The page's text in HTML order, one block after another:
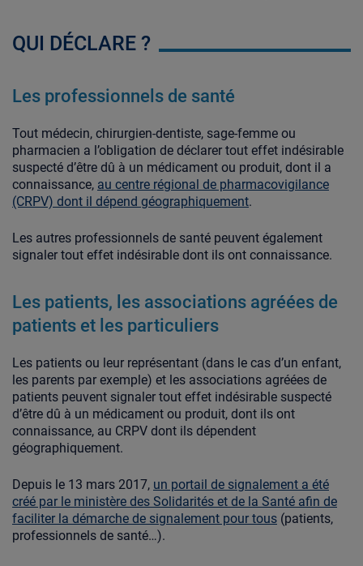
QUI DÉCLARE ?
Les professionnels de santé
Tout médecin, chirurgien-dentiste, sage-femme ou
pharmacien a l’obligation de déclarer tout effet indésirable
suspecté d’être dû à un médicament ou produit, dont il a
connaissance, au centre régional de pharmacovigilance
(CRPV) dont il dépend géographiquement.
Les autres professionnels de santé peuvent également
signaler tout effet indésirable dont ils ont connaissance.
Les patients, les associations agréées de
patients et les particuliers
Les patients ou leur représentant (dans le cas d’un enfant,
les parents par exemple) et les associations agréées de
patients peuvent signaler tout effet indésirable suspecté
d’être dû à un médicament ou produit, dont ils ont
connaissance, au CRPV dont ils dépendent
géographiquement.
Depuis le 13 mars 2017, un portail de signalement a été
créé par le ministère des Solidarités et de la Santé afin de
faciliter la démarche de signalement pour tous (patients,
professionnels de santé…).